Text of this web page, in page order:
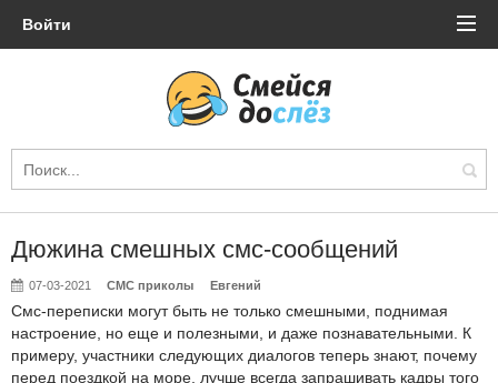
Войти
Дюжина смешных смс-сообщений
07-03-2021 СМС приколы Евгений
Смс-переписки могут быть не только смешными, поднимая
настроение, но еще и полезными, и даже познавательными. К
примеру, участники следующих диалогов теперь знают, почему
перед поездкой на море, лучше всегда запрашивать кадры того